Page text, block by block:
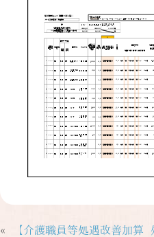
«
【介護職員等処遇改善加